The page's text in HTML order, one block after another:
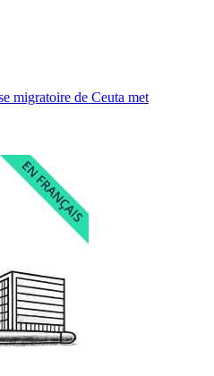
migratoire de Ceuta met